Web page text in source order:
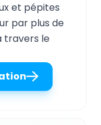
et pépites
par plus de
travers le